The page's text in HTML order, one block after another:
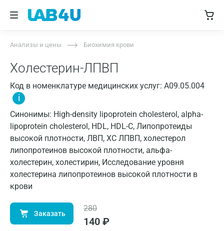
Анализы и цены Биохимия крови
Холестерин-ЛПВП
Код в номенклатуре медицинских услуг: A09.05.004
i
Синонимы: High-density lipoprotein cholesterol, alpha-
lipoprotein cholesterol, HDL, HDL-C, Липопротеиды
высокой плотности, ЛВП, ХС ЛПВП, холестерол
липопротеинов высокой плотности, альфа-
холестерин, холестирин, Исследование уровня
холестерина липопротеинов высокой плотности в
крови
Заказать
280
140 ₽